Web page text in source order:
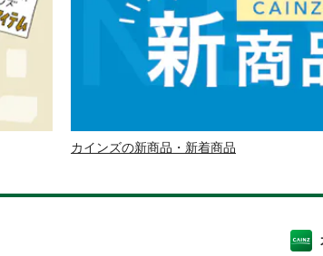
カインズの新商品・新着商品